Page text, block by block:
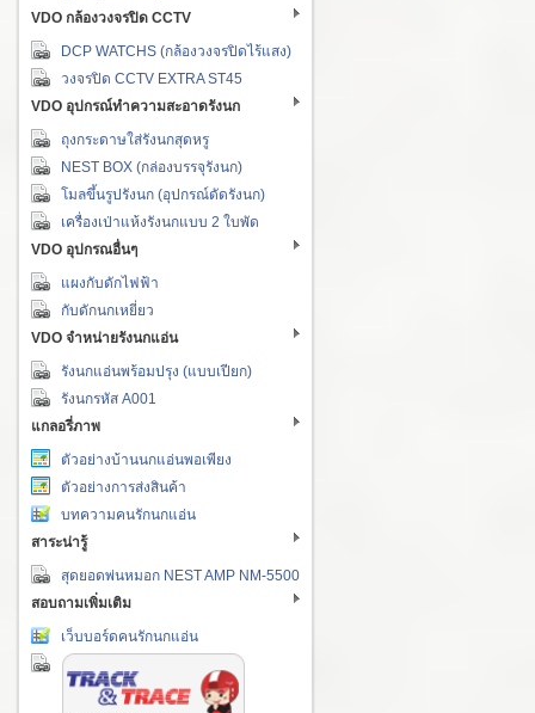
VDO กล้องวงจรปิด CCTV
DCP WATCHS (กล้องวงจรปิดไร้แสง)
วงจรปิด CCTV EXTRA ST45
VDO อุปกรณ์ทำความสะอาดรังนก
ถุงกระดาษใส่รังนกสุดหรู
NEST BOX (กล่องบรรจุรังนก)
โมลขึ้นรูปรังนก (อุปกรณ์ดัดรังนก)
เครื่องเป่าแห้งรังนกแบบ 2 ใบพัด
VDO อุปกรณอื่นๆ
แผงกับดักไฟฟ้า
กับดักนกเหยี่ยว
VDO จำหน่ายรังนกแอ่น
รังนกแอ่นพร้อมปรุง (แบบเปียก)
รังนกรหัส A001
แกลอรี่ภาพ
ตัวอย่างบ้านนกแอ่นพอเพียง
ตัวอย่างการส่งสินค้า
บทความคนรักนกแอ่น
สาระน่ารู้
สุดยอดพ่นหมอก NEST AMP NM-5500
สอบถามเพิ่มเติม
เว็บบอร์ดคนรักนกแอ่น